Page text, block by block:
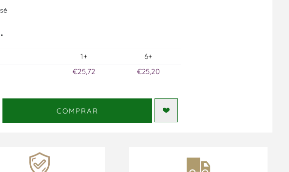
1+
6+
€25,72 €25,20
COMPRAR